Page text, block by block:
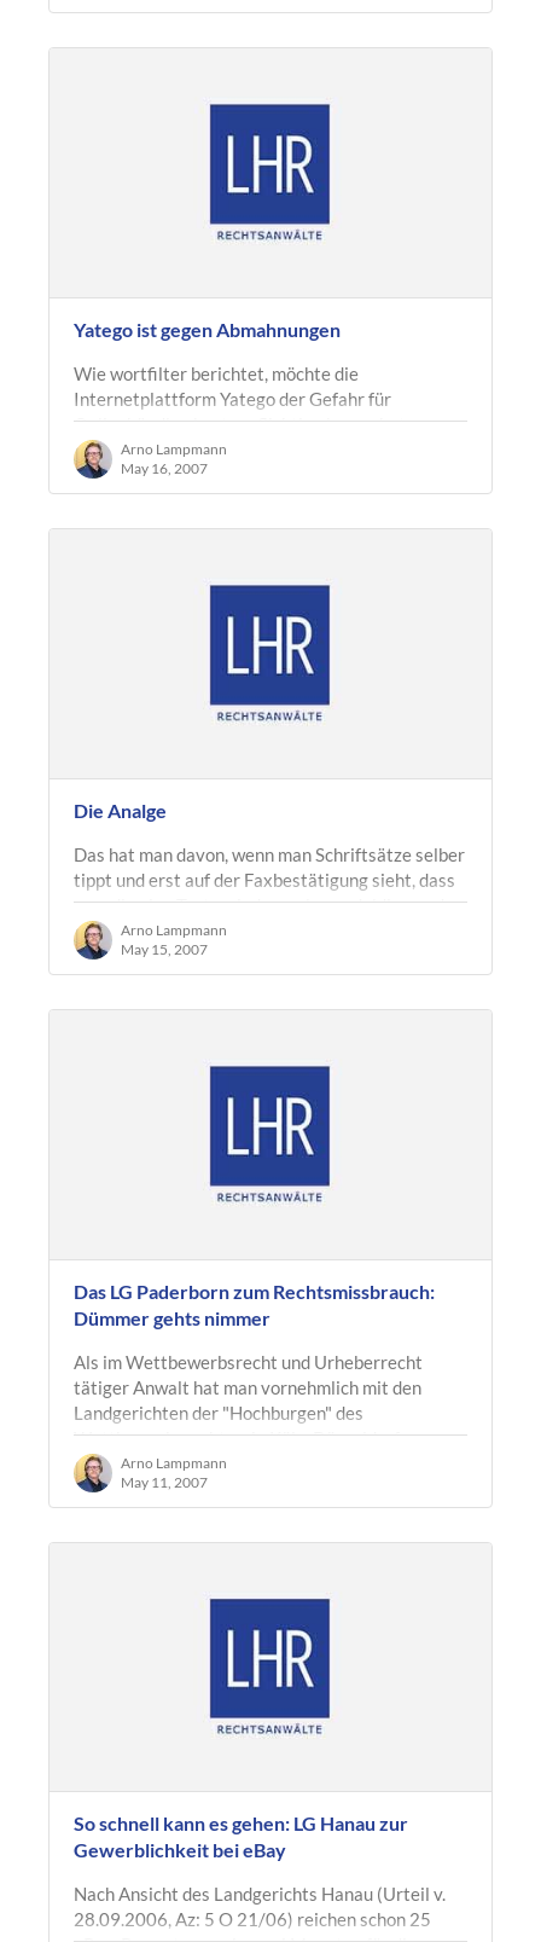
Yatego ist gegen Abmahnungen
Wie wortfilter berichtet, möchte die
Internetplattform Yatego der Gefahr für
Onlinehändler, kostenpflichtig abgemahnt zu
werden, zumindest innerhalb der Plattform…
Arno Lampmann
May 16, 2007
Die Analge
Das hat man davon, wenn man Schriftsätze selber
tippt und erst auf der Faxbestätigung sieht, dass
man die eine Taste wieder mal ungeduldig vor der
anderen gedrückt hat. Das…
Arno Lampmann
May 15, 2007
Das LG Paderborn zum Rechtsmissbrauch:
Dümmer gehts nimmer
Als im Wettbewerbsrecht und Urheberrecht
tätiger Anwalt hat man vornehmlich mit den
Landgerichten der "Hochburgen" des
Wettbewerbsrechts wie Köln, Düsseldorf,
Hamburg,…Arno Lampmann
May 11, 2007
So schnell kann es gehen: LG Hanau zur
Gewerblichkeit bei eBay
Nach Ansicht des Landgerichts Hanau (Urteil v.
28.09.2006, Az: 5 O 21/06) reichen schon 25